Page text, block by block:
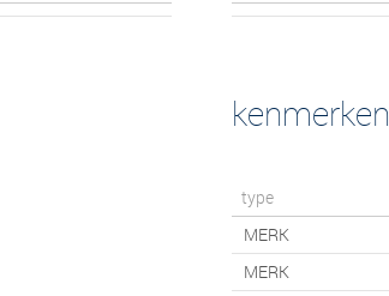
kenmerken
type
MERK
MERK